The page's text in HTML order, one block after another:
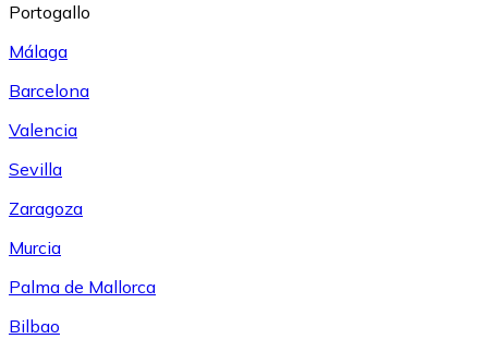
Portogallo
Málaga
Barcelona
Valencia
Sevilla
Zaragoza
Murcia
Palma de Mallorca
Bilbao